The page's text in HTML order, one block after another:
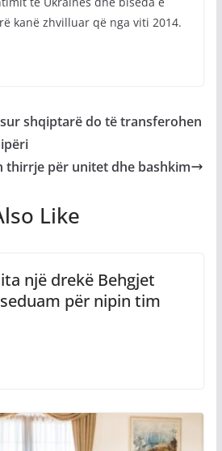
kanë zhvilluar që nga viti 2014.
shqiptarë do të transferohen
thirrje për unitet dhe bashkim
Like
një drekë Behgjet
për nipin tim